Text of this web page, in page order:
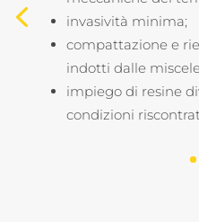
invasività minima;
compattazione e
indotti dalle
impiego di resine
condizioni